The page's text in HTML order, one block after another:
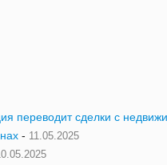
переводит сделки с
- 11.05.2025